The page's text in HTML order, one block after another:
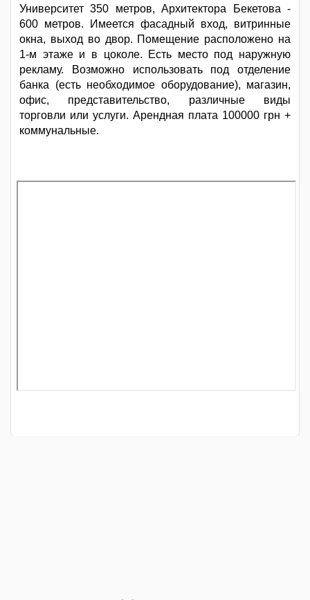
Университет 350 метров, Архитектора Бекетова -
600 метров. Имеется фасадный вход, витринные
окна, выход во двор. Помещение расположено на
1-м этаже и в цоколе. Есть место под наружную
рекламу. Возможно использовать под отделение
банка (есть необходимое оборудование), магазин,
офис, представительство, различные виды
торговли или услуги. Арендная плата 100000 грн +
коммунальные.